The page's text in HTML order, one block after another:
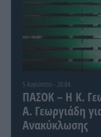
5 Αυγούστου - 20:04
ΠΑΣΟΚ – Η Κ.
Α. Γεωργιάδη
Ανακύκλωσης